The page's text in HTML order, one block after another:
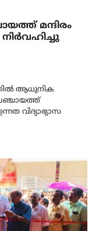
മന്ദിരം
ആധുനിക
വിദ്യാഭ്യാസ